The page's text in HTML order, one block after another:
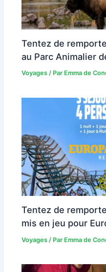
Tentez de
au Parc Animalier
Voyages / Par Emma de
Tentez de
mis en jeu pour
Voyages / Par Emma de